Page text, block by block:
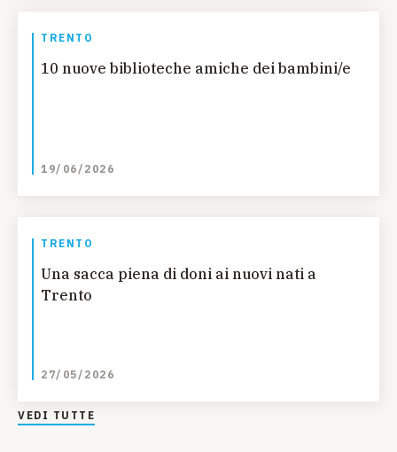
TRENTO
10 nuove biblioteche amiche dei bambini/e
19/06/2026
TRENTO
Una sacca piena di doni ai nuovi nati a
Trento
27/05/2026
VEDI TUTTE